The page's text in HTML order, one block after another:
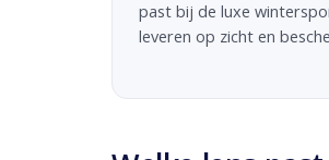
past bij de luxe
leveren op zicht en